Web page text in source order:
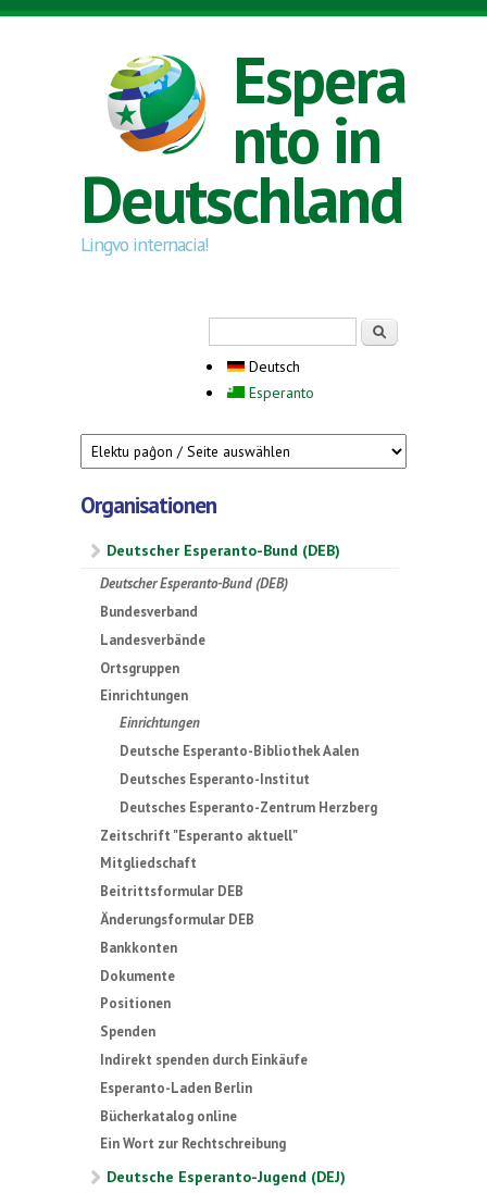
Direkt zum Inhalt
Espera
nto in
Deutschland
Lingvo internacia!
Deutsch
Esperanto
Organisationen
Deutscher Esperanto-Bund (DEB)
Deutscher Esperanto-Bund (DEB)
Bundesverband
Landesverbände
Ortsgruppen
Einrichtungen
Einrichtungen
Deutsche Esperanto-Bibliothek Aalen
Deutsches Esperanto-Institut
Deutsches Esperanto-Zentrum Herzberg
Zeitschrift "Esperanto aktuell"
Mitgliedschaft
Beitrittsformular DEB
Änderungsformular DEB
Bankkonten
Dokumente
Positionen
Spenden
Indirekt spenden durch Einkäufe
Esperanto-Laden Berlin
Bücherkatalog online
Ein Wort zur Rechtschreibung
Deutsche Esperanto-Jugend (DEJ)